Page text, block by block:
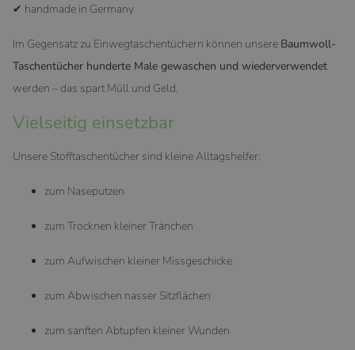
✔ handmade in Germany
Im Gegensatz zu Einwegtaschentüchern können unsere Baumwoll-
Taschentücher hunderte Male gewaschen und wiederverwendet
werden – das spart Müll und Geld.
Vielseitig einsetzbar
Unsere Stofftaschentücher sind kleine Alltagshelfer:
zum Naseputzen
zum Trocknen kleiner Tränchen
zum Aufwischen kleiner Missgeschicke
zum Abwischen nasser Sitzflächen
zum sanften Abtupfen kleiner Wunden